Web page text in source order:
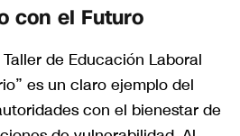
con el Futuro
de Educación Laboral
es un claro ejemplo del
con el bienestar de